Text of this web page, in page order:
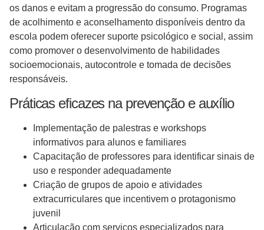
os danos e evitam a progressão do consumo. Programas
de acolhimento e aconselhamento disponíveis dentro da
escola podem oferecer suporte psicológico e social, assim
como promover o desenvolvimento de habilidades
socioemocionais, autocontrole e tomada de decisões
responsáveis.
Práticas eficazes na prevenção e auxílio
Implementação de palestras e workshops
informativos para alunos e familiares
Capacitação de professores para identificar sinais de
uso e responder adequadamente
Criação de grupos de apoio e atividades
extracurriculares que incentivem o protagonismo
juvenil
Articulação com serviços especializados para